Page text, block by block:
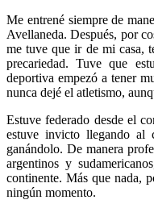
Me entrené siempre de
Avellaneda. Después, por
me tuve que ir de mi casa,
precariedad. Tuve que
deportiva empezó a tener
nunca dejé el atletismo,
Estuve federado desde el
estuve invicto llegando al
ganándolo. De manera
argentinos y
continente. Más que nada,
ningún momento.